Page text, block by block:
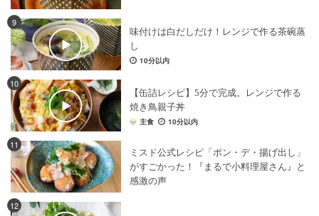
9
味付けは白だしだけ！レンジで作る茶碗蒸
し
10分以内
10
【缶詰レシピ】5分で完成。レンジで作る
焼き鳥親子丼
主食 10分以内
11
ミスド公式レシピ「ポン・デ・揚げ出し」
がすごかった！『まるで小料理屋さん』と
感激の声
12